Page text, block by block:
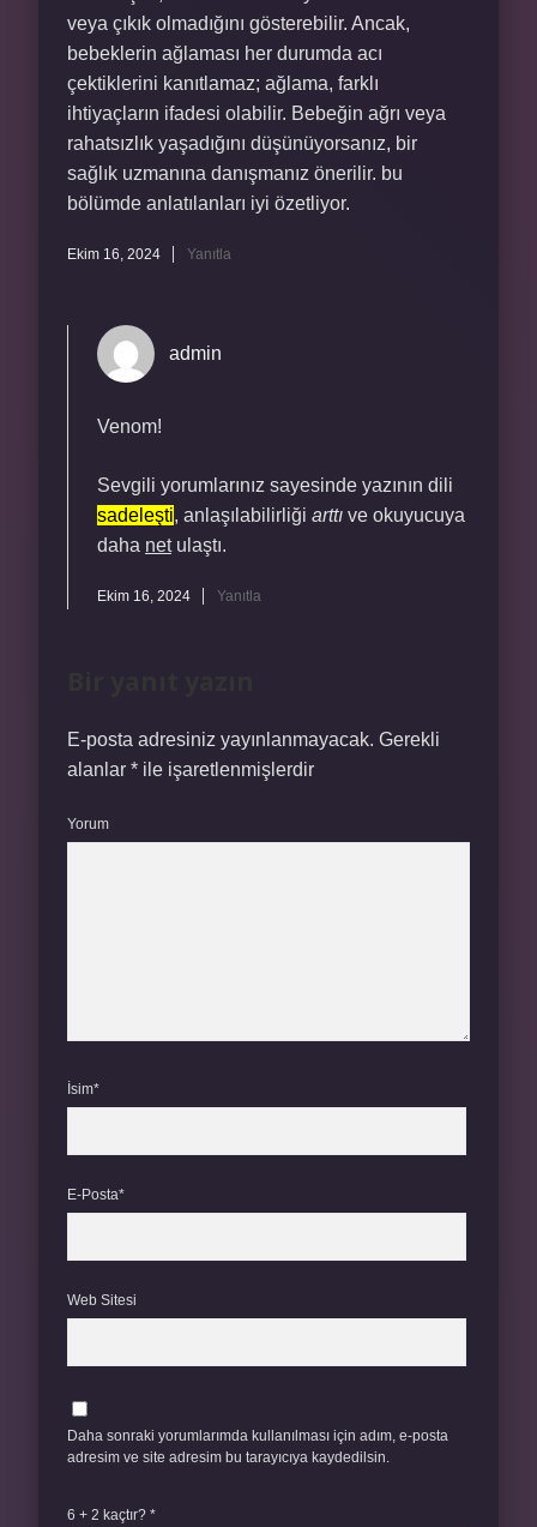
veya çıkık olmadığını gösterebilir. Ancak,
bebeklerin ağlaması her durumda acı
çektiklerini kanıtlamaz; ağlama, farklı
ihtiyaçların ifadesi olabilir. Bebeğin ağrı veya
rahatsızlık yaşadığını düşünüyorsanız, bir
sağlık uzmanına danışmanız önerilir. bu
bölümde anlatılanları iyi özetliyor.
Ekim 16, 2024 Yanıtla
admin
Venom!
Sevgili yorumlarınız sayesinde yazının dili
sadeleşti, anlaşılabilirliği arttı ve okuyucuya
daha netulaştı.
Ekim 16, 2024 Yanıtla
E-posta adresiniz yayınlanmayacak. Gerekli
alanlar * ile işaretlenmişlerdir
Yorum
İsim*
E-Posta*
Web Sitesi
Daha sonraki yorumlarımda kullanılması için adım, e-posta
adresim ve site adresim bu tarayıcıya kaydedilsin.
6 + 2 kaçtır? *